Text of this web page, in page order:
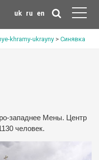
uk ru en
khramy-ukrayny > Синявка
западнее Мены. Центр
человек.